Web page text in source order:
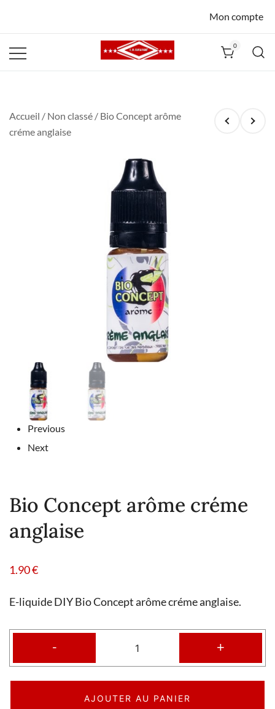
Mon compte
0
Accueil / Non classé / Bio Concept arôme
créme anglaise
Previous
Next
Bio Concept arôme créme
anglaise
1.90€
E-liquide DIY Bio Concept arôme créme anglaise.
- +
AJOUTER AU PANIER